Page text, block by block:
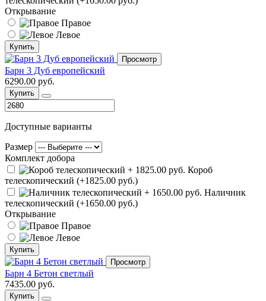
Открывание
Правое
Левое
Купить
Просмотр
Барн 3 Дуб европейский
6290.00 руб.
Купить
Доступные варианты
Размер
Комплект добора
Короб
телескопический (+1825.00 руб.)
Наличник
телескопический (+1650.00 руб.)
Открывание
Правое
Левое
Купить
Просмотр
Барн 4 Бетон светлый
7435.00 руб.
Купить